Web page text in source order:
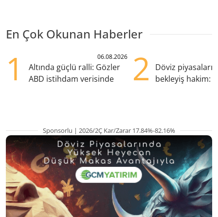
En Çok Okunan Haberler
1 06.08.2026
Altında güçlü ralli: Gözler
ABD istihdam verisinde
2
Döviz
bekleyiş hakim:
Sponsorlu | 2026/2Ç Kar/Zarar 17.84%-82.16%